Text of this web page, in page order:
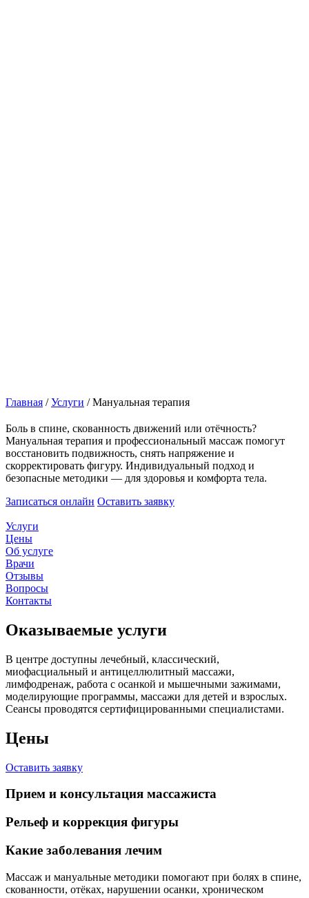
Главная /Услуги /Мануальная терапия
Боль в спине, скованность движений или отёчность?
Мануальная терапия и профессиональный массаж помогут
восстановить подвижность, снять напряжение и
скорректировать фигуру. Индивидуальный подход и
безопасные методики — для здоровья и комфорта тела.
Записаться онлайн Оставить заявку
Услуги
Цены
Об услуге
Врачи
Отзывы
Вопросы
Контакты
Оказываемые услуги
В центре доступны лечебный, классический,
миофасциальный и антицеллюлитный массажи,
лимфодренаж, работа с осанкой и мышечными зажимами,
моделирующие программы, массажи для детей и взрослых.
Сеансы проводятся сертифицированными специалистами.
Цены
Оставить заявку
Прием и консультация массажиста
Рельеф и коррекция фигуры
Какие заболевания лечим
Массаж и мануальные методики помогают при болях в спине,
скованности, отёках, нарушении осанки, хроническом